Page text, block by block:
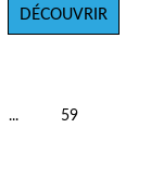
DÉCOUVRIR
... 59